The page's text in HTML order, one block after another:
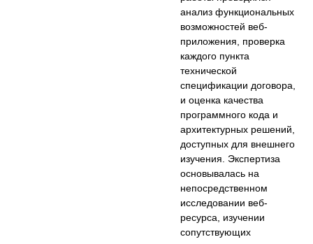
анализ функциональных
возможностей веб-
приложения, проверка
каждого пункта
технической
спецификации договора,
и оценка качества
программного кода и
архитектурных решений,
доступных для внешнего
изучения. Экспертиза
основывалась на
непосредственном
исследовании веб-
ресурса, изучении
сопутствующих